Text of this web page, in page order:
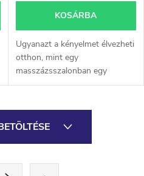
KOSÁRBA
Ugyanazt a kényelmet élvezheti
otthon, mint egy
masszázsszalonban egy
kompakt vezeték nélküli